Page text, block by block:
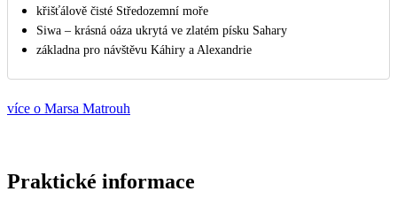
křišťálově čisté Středozemní moře
Siwa – krásná oáza ukrytá ve zlatém písku Sahary
základna pro návštěvu Káhiry a Alexandrie
více o Marsa Matrouh
Praktické informace